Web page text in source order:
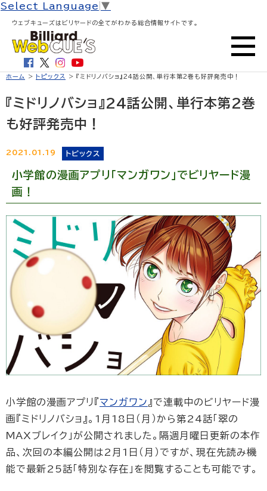
Select Language ▼
ウェブキューズはビリヤードの全てがわかる総合情報サイトです。
ホーム > トピックス > 『ミドリノバショ』24話公開、単行本第2巻も好評発売中！
『ミドリノバショ』24話公開、単行本第2巻
も好評発売中！
2021.01.19 トピックス
小学館の漫画アプリ「マンガワン」でビリヤード漫
画！
小学館の漫画アプリ『マンガワン 』で連載中のビリヤード漫
画『ミドリノバショ』。1月18日（月）から第24話「翠の
MAXブレイク」が公開されました。隔週月曜日更新の本作
品、次回の本編公開は2月1日（月）ですが、現在先読み機
能で最新25話「特別な存在」を閲覧することも可能です。